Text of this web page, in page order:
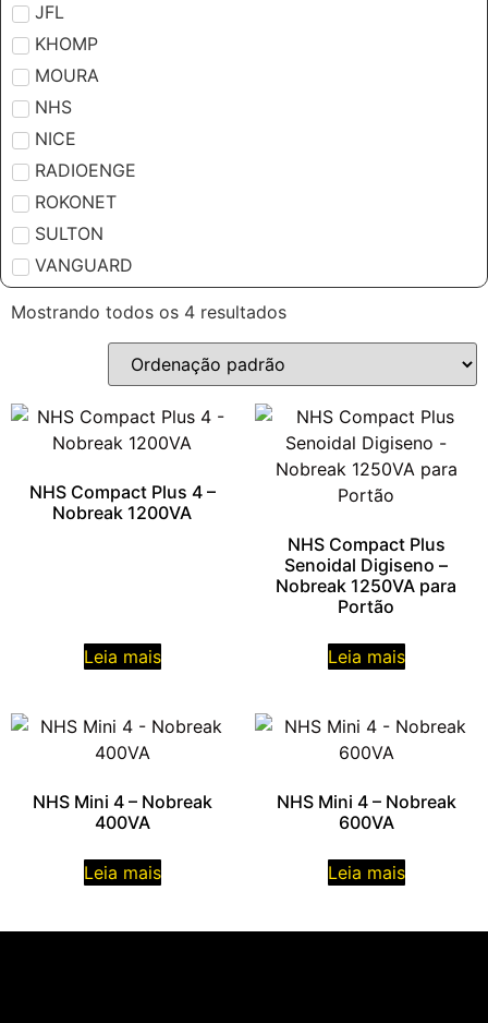
JFL
KHOMP
MOURA
NHS
NICE
RADIOENGE
ROKONET
SULTON
VANGUARD
Mostrando todos os 4 resultados
NHS Compact Plus 4 –
Nobreak 1200VA
Leia mais
NHS Compact Plus
Senoidal Digiseno –
Nobreak 1250VA para
Portão
Leia mais
NHS Mini 4 – Nobreak
400VA
Leia mais
NHS Mini 4 – Nobreak
600VA
Leia mais